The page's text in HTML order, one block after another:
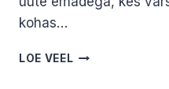
kohas…
LOE VEEL KUIDAS